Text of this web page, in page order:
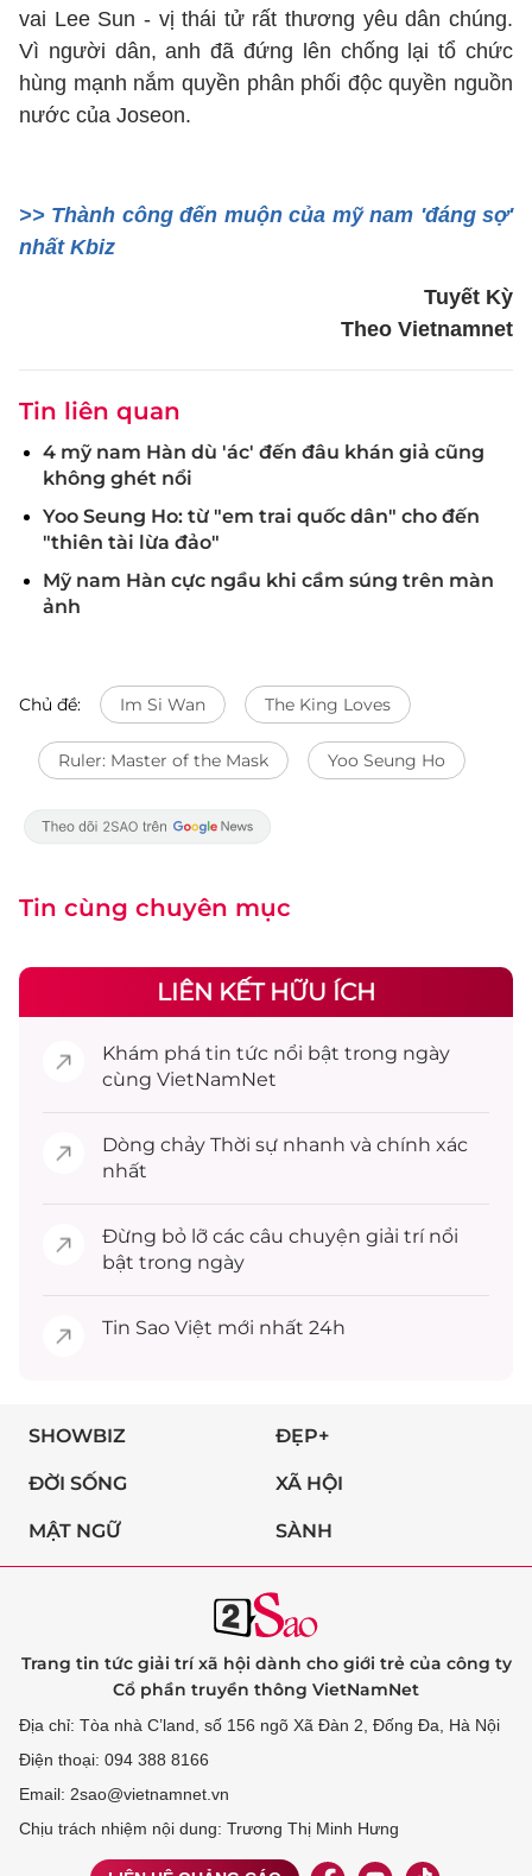
vai Lee Sun - vị thái tử rất thương yêu dân chúng.
Vì người dân, anh đã đứng lên chống lại tổ chức
hùng mạnh nắm quyền phân phối độc quyền nguồn
nước của Joseon.
>> Thành công đến muộn của mỹ nam 'đáng sợ'
nhất Kbiz
Tuyết Kỳ
Theo Vietnamnet
Tin liên quan
4 mỹ nam Hàn dù 'ác' đến đâu khán giả cũng
không ghét nổi
Yoo Seung Ho: từ "em trai quốc dân" cho đến
"thiên tài lừa đảo"
Mỹ nam Hàn cực ngầu khi cầm súng trên màn
ảnh
Chủ đề: Im Si Wan The King Loves
Ruler: Master of the Mask Yoo Seung Ho
Tin cùng chuyên mục
LIÊN KẾT HỮU ÍCH
Khám phá tin tức nổi bật trong ngày
cùng VietNamNet
Dòng chảy Thời sự nhanh và chính xác
nhất
Đừng bỏ lỡ các câu chuyện giải trínổi
bật trong ngày
Tin Sao Việt mới nhất 24h
SHOWBIZ ĐẸP+
ĐỜI SỐNG XÃ HỘI
MẬT NGỮ SÀNH
Trang tin tức giải trí xã hội dành cho giới trẻ của công ty
Cổ phần truyền thông VietNamNet
Địa chỉ: Tòa nhà C’land, số 156 ngõ Xã Đàn 2, Đống Đa, Hà Nội
Điện thoại: 094 388 8166
Email: 2sao@vietnamnet.vn
Chịu trách nhiệm nội dung: Trương Thị Minh Hưng